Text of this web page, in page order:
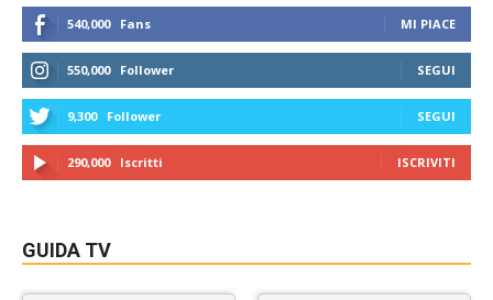
540,000 Fans MI PIACE
550,000 Follower SEGUI
9,300 Follower SEGUI
290,000 Iscritti ISCRIVITI
GUIDA TV